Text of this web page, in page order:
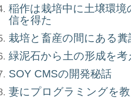
稲作は栽培中に土壌環
信を得た
栽培と畜産の間にある糞
緑泥石から土の形成を考
SOY CMSの開発秘話
妻にプログラミングを